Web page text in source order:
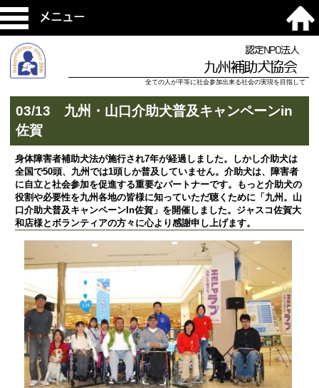
メニュー
認定NPO法人
九州補助犬協会
全ての人が平等に社会参加出来る社会の実現を目指して
03/13 九州・山口介助犬普及キャンペーンin
佐賀
身体障害者補助犬法が施行され7年が経過しました。しかし介助犬は
全国で50頭、九州では1頭しか普及していません。介助犬は、障害者
に自立と社会参加を促進する重要なパートナーです。もっと介助犬の
役割や必要性を九州各地の皆様に知っていただ聴くために「九州。山
口介助犬普及キャンペーンIn佐賀」を開催しました。ジャスコ佐賀大
和店様とボランティアの方々に心より感謝申し上げます。